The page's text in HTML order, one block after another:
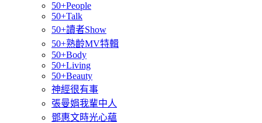
50+People
50+Talk
50+讀者Show
50+熟齡MV特輯
50+Body
50+Living
50+Beauty
神經很有事
張曼娟我輩中人
鄧惠文時光心蘊